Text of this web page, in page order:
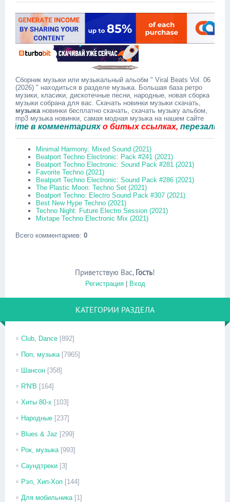
Сборник музыки или музыкальный альобм " Viral Beats Vol. 06
(2026) " находиться в разделе музыка. Большая база ретро
музики, класики, дискотечные песни, народные, новая сборка
музыки собрана для вас. Скачать новинки музыки скачать,
музыкановинки бесплатно скачать, скачать музыку альбом,
mp3 музыка новинки, самая модная музыка на нашем сайте
в комментарияхо битых ссылках,перезальём
Minimal Harmony: Mixed Sound (2021)
Beatport Techno Electronic: Pack #241 (2021)
Beatport Techno Electronic: Sound Pack #281 (2021)
Favorite Techno (2021)
Beatport Techno Electronic: Sound Pack #286 (2021)
The Plastic Moon: Techno Set (2021)
Beatport Techno: Electro Sound Pack #307 (2021)
Best New Hype Techno (2021)
Techno Night: Future Electro Session (2021)
Mixtape Techno Electronic Mix (2021)
Всего комментариев: 0
Приветствую Вас, Гость!
Регистрация| Вход
КАТЕГОРИИ РАЗДЕЛА
Club, Dance [892]
Поп, музыка [7965]
Шансон [358]
R'N'B [164]
Хиты 80-х [103]
Народные [237]
Blues & Jaz [299]
Рок, музыка [993]
Саундтреки [3]
Рэп, Хип-Хоп [144]
Для мобильника [1]